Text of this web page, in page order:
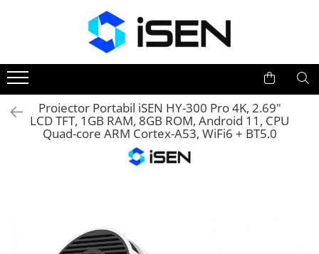
Trotinete electrice
Piese si accesorii
Proiector Portabil iSEN HY-300 Pro 4K, 2.69"
LCD TFT, 1GB RAM, 8GB ROM, Android 11, CPU
Quad-core ARM Cortex-A53, WiFi6 + BT5.0